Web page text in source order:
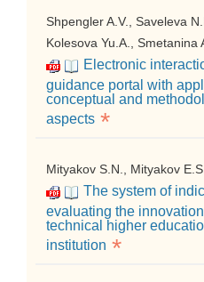
Shpengler A.V., Saveleva
Kolesova Yu.A., Smetanina
Electronic
guidance portal with
conceptual and
aspects *
Mityakov S.N., Mityakov
The system of
evaluating the
technical higher
institution *